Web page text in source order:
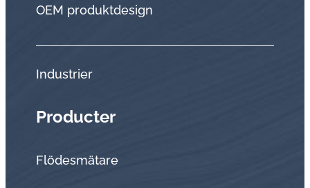
OEM produktdesign
Industrier
Producter
Flödesmätare